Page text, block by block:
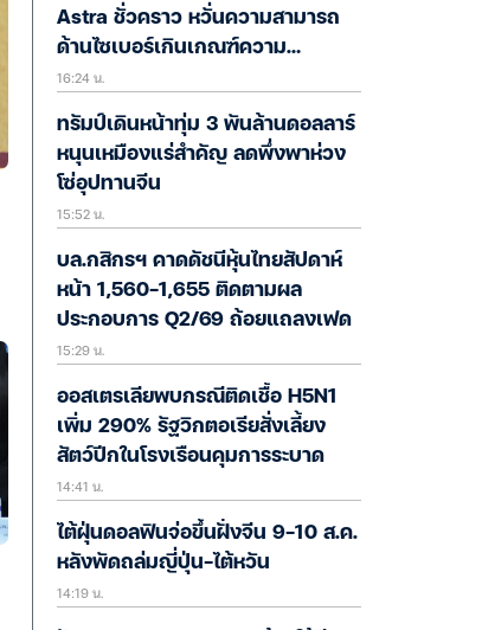
Astra ชั่วคราว หวั่นความสามารถ
ด้านไซเบอร์เกินเกณฑ์ความ
ปลอดภัย
16:24 น.
ทรัมป์เดินหน้าทุ่ม 3 พันล้านดอลลาร์
หนุนเหมืองแร่สำคัญ ลดพึ่งพาห่วง
โซ่อุปทานจีน
15:52 น.
บล.กสิกรฯ คาดดัชนีหุ้นไทยสัปดาห์
หน้า 1,560-1,655 ติดตามผล
ประกอบการ Q2/69 ถ้อยแถลงเฟด
15:29 น.
ออสเตรเลียพบกรณีติดเชื้อ H5N1
เพิ่ม 290% รัฐวิกตอเรียสั่งเลี้ยง
สัตว์ปีกในโรงเรือนคุมการระบาด
14:41 น.
ไต้ฝุ่นดอลฟินจ่อขึ้นฝั่งจีน 9-10 ส.ค.
หลังพัดถล่มญี่ปุ่น-ไต้หวัน
14:19 น.